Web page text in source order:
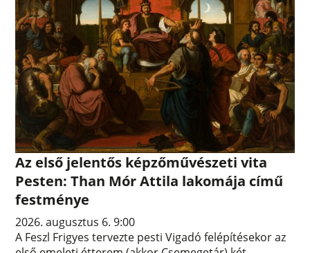
Az első jelentős képzőművészeti vita
Pesten: Than Mór Attila lakomája című
festménye
2026. augusztus 6. 9:00
A Feszl Frigyes tervezte pesti Vigadó felépítésekor az